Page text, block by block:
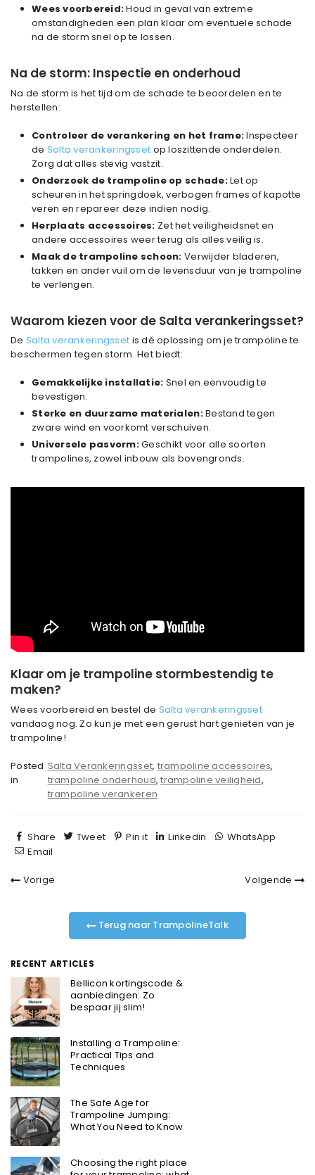
Wees voorbereid:Houd in geval van extreme
omstandigheden een plan klaar om eventuele schade
na de storm snel op te lossen.
Na de storm: Inspectie en onderhoud
Na de storm is het tijd om de schade te beoordelen en te
herstellen:
Controleer de verankering en het frame:Inspecteer
de Salta verankeringsset op loszittende onderdelen.
Zorg dat alles stevig vastzit.
Onderzoek de trampoline op schade:Let op
scheuren in het springdoek, verbogen frames of kapotte
veren en repareer deze indien nodig.
Herplaats accessoires: Zet het veiligheidsnet en
andere accessoires weer terug als alles veilig is.
Maak de trampoline schoon: Verwijder bladeren,
takken en ander vuil om de levensduur van je trampoline
te verlengen.
Waarom kiezen voor de Salta verankeringsset?
De Salta verankeringsset is dé oplossing om je trampoline te
beschermen tegen storm. Het biedt:
Gemakkelijke installatie: Snel en eenvoudig te
bevestigen.
Sterke en duurzame materialen:Bestand tegen
zware wind en voorkomt verschuiven.
Universele pasvorm:Geschikt voor alle soorten
trampolines, zowel inbouw als bovengronds.
Klaar om je trampoline stormbestendig te
maken?
Wees voorbereid en bestel de Salta verankeringsset
vandaag nog. Zo kun je met een gerust hart genieten van je
trampoline!
Posted
in
Salta Verankeringsset, trampoline accessoires,
trampoline onderhoud,trampoline veiligheid,
trampoline verankeren
Share Tweet Pin it Linkedin
WhatsApp
Email
Vorige Volgende
Terug naar TrampolineTalk
RECENT ARTICLES
Bellicon kortingscode &
aanbiedingen: Zo
bespaar jij slim!
Installing a Trampoline:
Practical Tips and
Techniques
The Safe Age for
Trampoline Jumping:
What You Need to Know
Choosing the right place